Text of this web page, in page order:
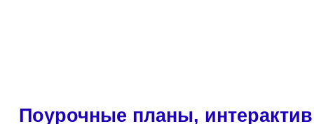
Поурочные планы, интерактив